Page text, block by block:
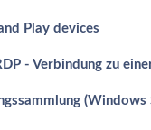
Play devices
- Verbindung zu
(Windows